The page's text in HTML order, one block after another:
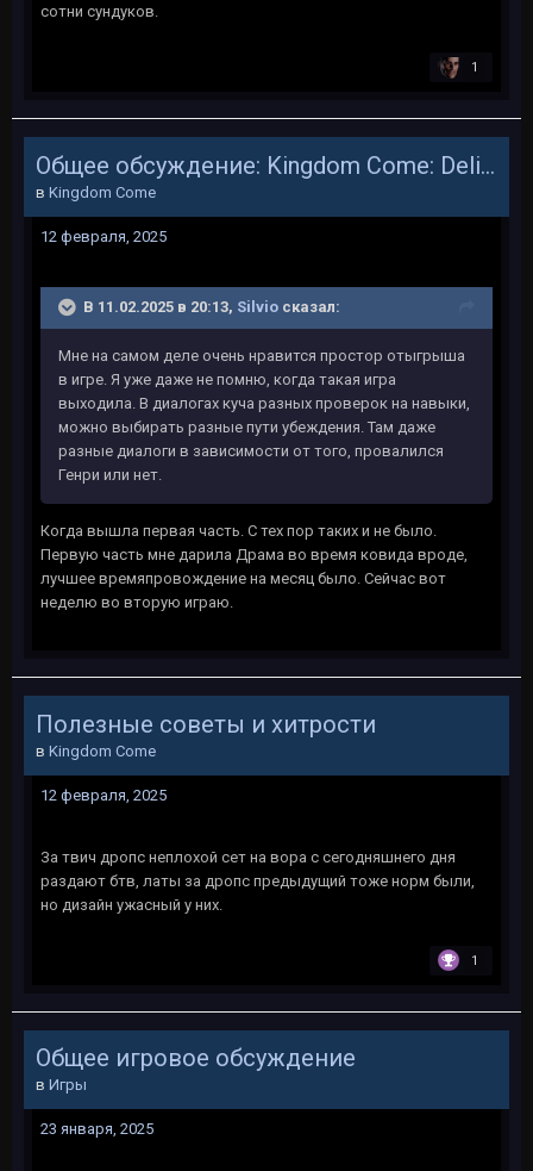
сотни сундуков.
1
Общее обсуждение: Kingdom Come: Deliverance
в Kingdom Come
12 февраля, 2025
В 11.02.2025 в 20:13, Silvio сказал:
Мне на самом деле очень нравится простор отыгрыша
в игре. Я уже даже не помню, когда такая игра
выходила. В диалогах куча разных проверок на навыки,
можно выбирать разные пути убеждения. Там даже
разные диалоги в зависимости от того, провалился
Генри или нет.
Когда вышла первая часть. С тех пор таких и не было.
Первую часть мне дарила Драма во время ковида вроде,
лучшее времяпровождение на месяц было. Сейчас вот
неделю во вторую играю.
Полезные советы и хитрости
в Kingdom Come
12 февраля, 2025
За твич дропс неплохой сет на вора с сегодняшнего дня
раздают бтв, латы за дропс предыдущий тоже норм были,
но дизайн ужасный у них.
1
Общее игровое обсуждение
в Игры
23 января, 2025